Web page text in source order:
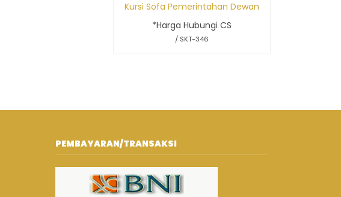
Kursi Sofa Pemerintahan Dewan
*Harga Hubungi CS
/ SKT-346
PEMBAYARAN/TRANSAKSI